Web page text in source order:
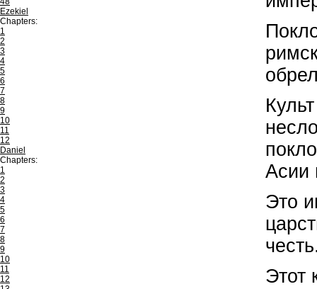
Ezekiel
Chapters:
1
2
3
4
5
6
7
8
9
10
11
12
Daniel
Chapters:
1
2
3
4
5
6
7
8
9
10
11
12
Асии
Это
Этот